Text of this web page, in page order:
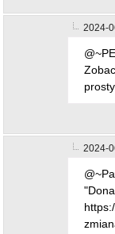
2024-
2024-